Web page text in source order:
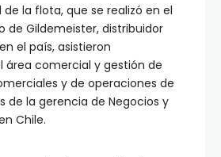
la flota, que se realizó en el
de Gildemeister, distribuidor
el país, asistieron
área comercial y gestión de
y de operaciones de
de la gerencia de Negocios y
Chile.